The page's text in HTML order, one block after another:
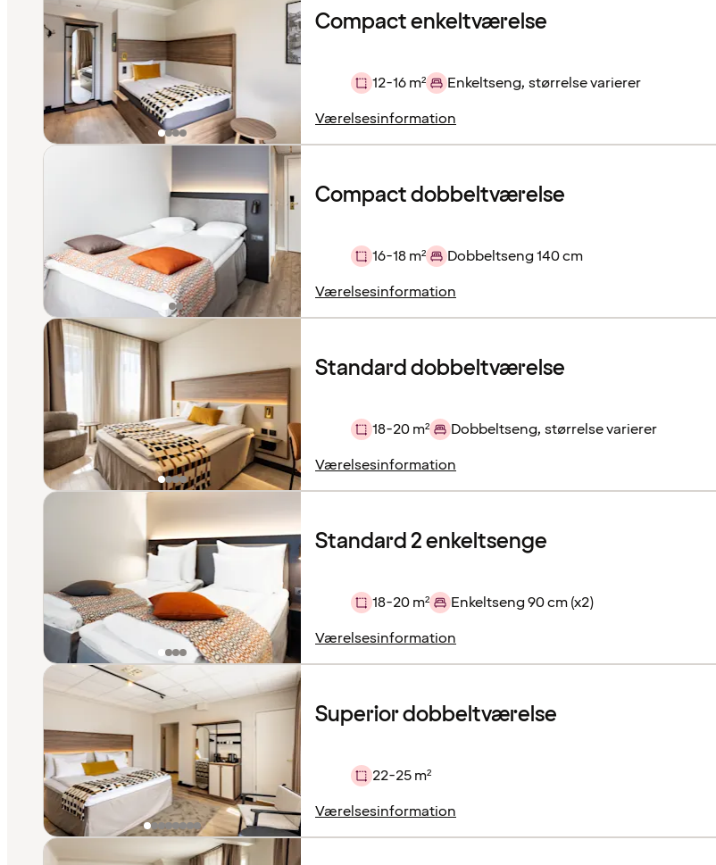
Compact enkeltværelse
12-16 m²
Enkeltseng, størrelse varierer
Værelsesinformation
Compact dobbeltværelse
16-18 m²
Dobbeltseng 140 cm
Værelsesinformation
Standard dobbeltværelse
18-20 m²
Dobbeltseng, størrelse varierer
Værelsesinformation
Standard 2 enkeltsenge
18-20 m²
Enkeltseng 90 cm (x2)
Værelsesinformation
Superior dobbeltværelse
22-25 m²
Værelsesinformation